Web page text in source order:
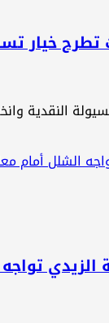
خيار تسديد
النقدية
الشلل أمام
الزيدي